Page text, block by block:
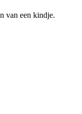
van een kindje.